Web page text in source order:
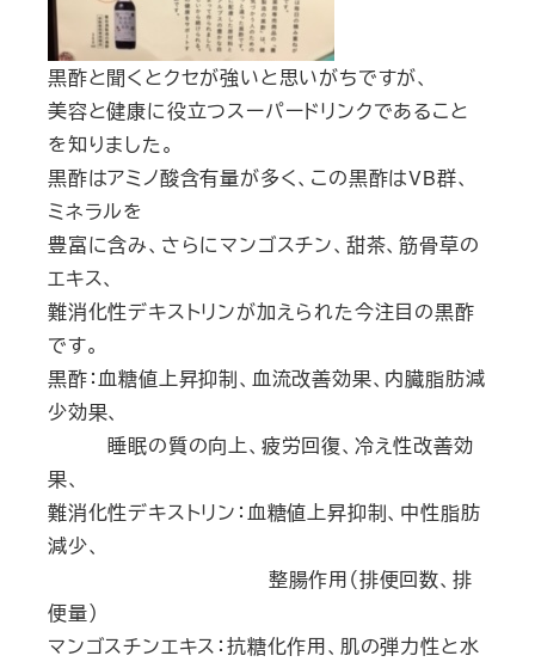
黒酢と聞くとクセが強いと思いがちですが、
美容と健康に役立つスーパードリンクであること
を知りました。
黒酢はアミノ酸含有量が多く、この黒酢はVB群、
ミネラルを
豊富に含み、さらにマンゴスチン、甜茶、筋骨草の
エキス、
難消化性デキストリンが加えられた今注目の黒酢
です。
黒酢：血糖値上昇抑制、血流改善効果、内臓脂肪減
少効果、
睡眠の質の向上、疲労回復、冷え性改善効
果、
難消化性デキストリン：血糖値上昇抑制、中性脂肪
減少、
整腸作用（排便回数、排
便量）
マンゴスチンエキス：抗糖化作用、肌の弾力性と水